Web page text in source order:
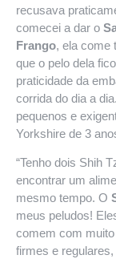
recusava
comecei a dar o
Frango, ela come
que o pelo dela
praticidade da
corrida do dia a
pequenos e
Yorkshire de 3
“Tenho dois Shih
encontrar um
mesmo tempo. O
meus peludos!
comem com
firmes e